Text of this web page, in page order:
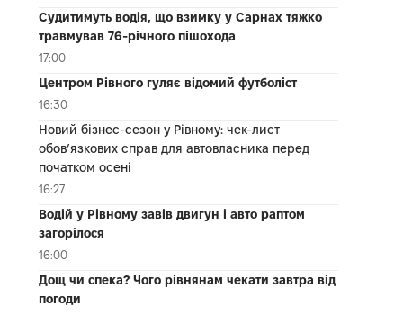
Судитимуть водія, що взимку у Сарнах тяжко
травмував 76-річного пішохода
17:00
Центром Рівного гуляє відомий футболіст
16:30
Новий бізнес-сезон у Рівному: чек-лист
обов’язкових справ для автовласника перед
початком осені
16:27
Водій у Рівному завів двигун і авто раптом
загорілося
16:00
Дощ чи спека? Чого рівнянам чекати завтра від
погоди